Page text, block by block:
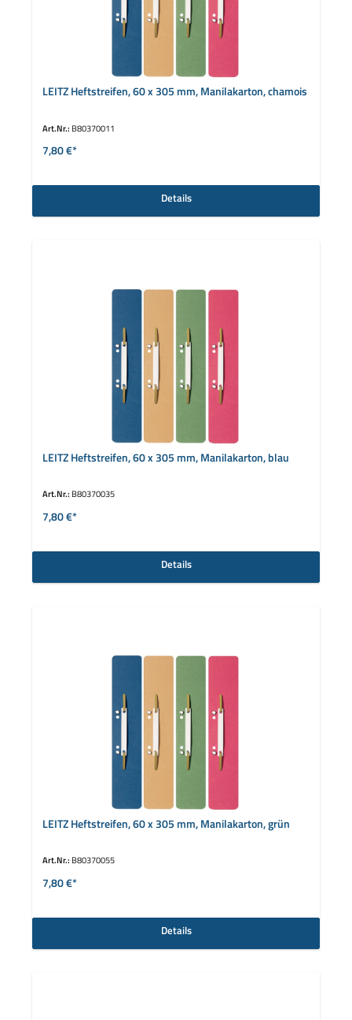
LEITZ Heftstreifen, 60 x 305 mm, Manilakarton, chamois
Art.Nr.: B80370011
7,80 €*
Details
LEITZ Heftstreifen, 60 x 305 mm, Manilakarton, blau
Art.Nr.: B80370035
7,80 €*
Details
LEITZ Heftstreifen, 60 x 305 mm, Manilakarton, grün
Art.Nr.: B80370055
7,80 €*
Details